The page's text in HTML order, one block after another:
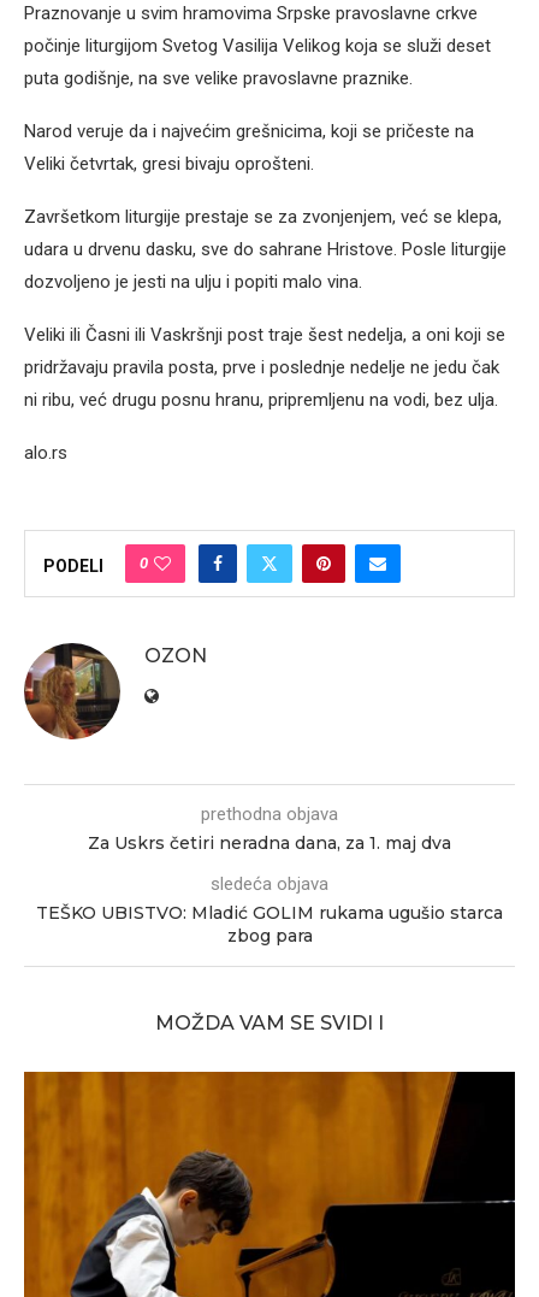
Praznovanje u svim hramovima Srpske pravoslavne crkve
počinje liturgijom Svetog Vasilija Velikog koja se služi deset
puta godišnje, na sve velike pravoslavne praznike.
Narod veruje da i najvećim grešnicima, koji se pričeste na
Veliki četvrtak, gresi bivaju oprošteni.
Završetkom liturgije prestaje se za zvonjenjem, već se klepa,
udara u drvenu dasku, sve do sahrane Hristove. Posle liturgije
dozvoljeno je jesti na ulju i popiti malo vina.
Veliki ili Časni ili Vaskršnji post traje šest nedelja, a oni koji se
pridržavaju pravila posta, prve i poslednje nedelje ne jedu čak
ni ribu, već drugu posnu hranu, pripremljenu na vodi, bez ulja.
alo.rs
PODELI 0
OZON
prethodna objava
Za Uskrs četiri neradna dana, za 1. maj dva
sledeća objava
TEŠKO UBISTVO: Mladić GOLIM rukama ugušio starca
zbog para
MOŽDA VAM SE SVIDI I